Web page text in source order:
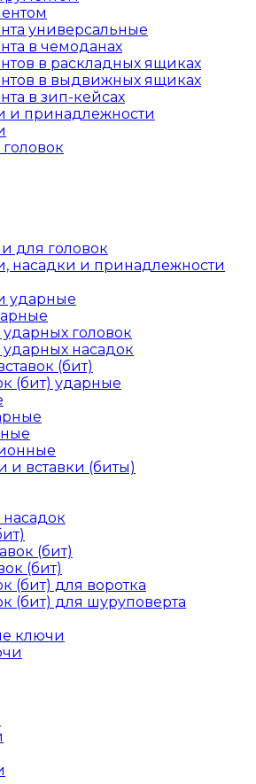
универсальные
в чемоданах
в раскладных ящиках
в выдвижных ящиках
в зип-кейсах
и принадлежности
для головок
насадки и принадлежности
ударные
головок
насадок
(бит)
(бит) ударные
и вставки (биты)
(бит)
(бит)
(бит) для воротка
(бит) для шуруповерта
ключи